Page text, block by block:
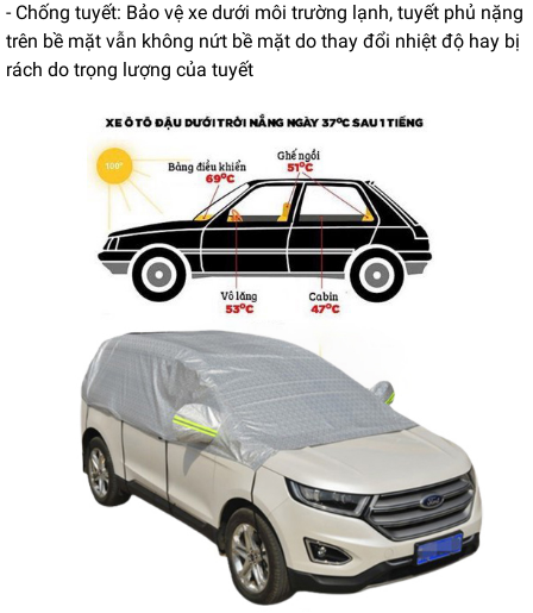
- Chống tuyết: Bảo vệ xe dưới môi trường lạnh, tuyết phủ nặng
trên bề mặt vẫn không nứt bề mặt do thay đổi nhiệt độ hay bị
rách do trọng lượng của tuyết